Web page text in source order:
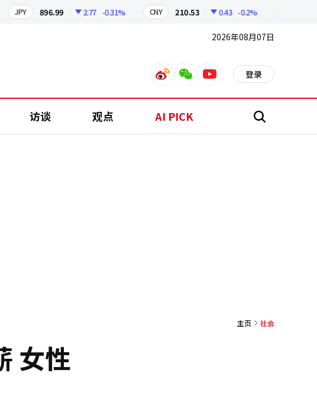
JPY 896.99 2.77 -0.31% CNY 210.53 0.43 -0.2%
2026年08月07日
weiboweixinyoutube 登录
访谈 观点 AI PICK 搜
主页 社会
女性